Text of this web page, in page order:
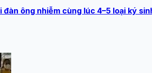
đàn ông nhiễm cùng lúc 4–5 loại ký